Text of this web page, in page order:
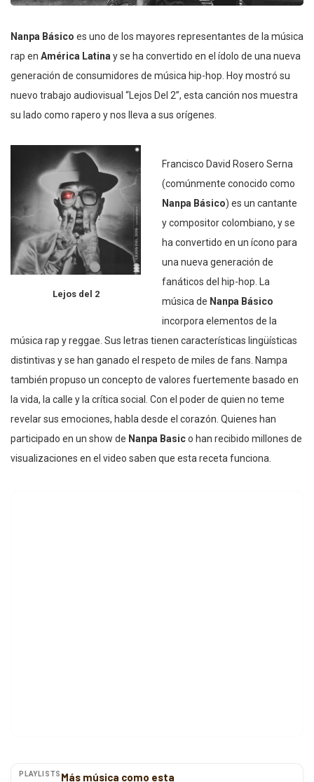
Nanpa Básico es uno de los mayores representantes de la música
rap en América Latina y se ha convertido en el ídolo de una nueva
generación de consumidores de música hip-hop. Hoy mostró su
nuevo trabajo audiovisual “Lejos Del 2”, esta canción nos muestra
su lado como rapero y nos lleva a sus orígenes.
Lejos del 2
Francisco David Rosero Serna
(comúnmente conocido como
Nanpa Básico) es un cantante
y compositor colombiano, y se
ha convertido en un ícono para
una nueva generación de
fanáticos del hip-hop. La
música de Nanpa Básico
incorpora elementos de la
música rap y reggae. Sus letras tienen características lingüísticas
distintivas y se han ganado el respeto de miles de fans. Nampa
también propuso un concepto de valores fuertemente basado en
la vida, la calle y la crítica social. Con el poder de quien no teme
revelar sus emociones, habla desde el corazón. Quienes han
participado en un show de Nanpa Basico han recibido millones de
visualizaciones en el video saben que esta receta funciona.
PLAYLISTS Más música como esta